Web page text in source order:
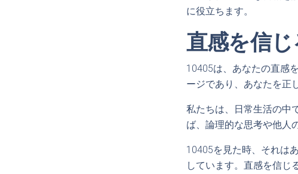
に役立ちます。
直感を信
10405は、あなたの直感
ージであり、あなたを正
私たちは、日常生活の中
ば、論理的な思考や他人
10405を見た時、それは
しています。直感を信じ